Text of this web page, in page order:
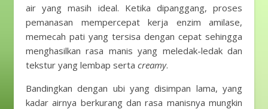
air yang masih ideal. Ketika dipanggang, proses
pemanasan mempercepat kerja enzim amilase,
memecah pati yang tersisa dengan cepat sehingga
menghasilkan rasa manis yang meledak-ledak dan
tekstur yang lembap serta creamy.
Bandingkan dengan ubi yang disimpan lama, yang
kadar airnya berkurang dan rasa manisnya mungkin